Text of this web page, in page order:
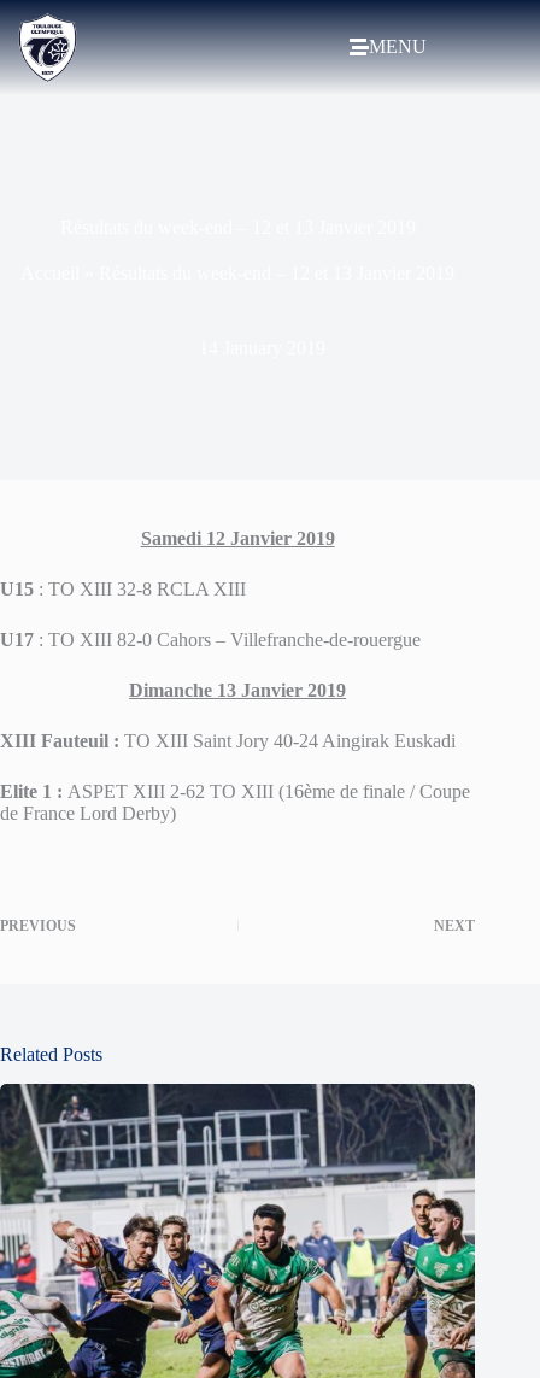
MENU
Samedi 12 Janvier 2019
U15 : TO XIII 32-8 RCLA XIII
U17 : TO XIII 82-0 Cahors – Villefranche-de-rouergue
Dimanche 13 Janvier 2019
XIII Fauteuil : TO XIII Saint Jory 40-24 Aingirak Euskadi
Elite 1 : ASPET XIII 2-62 TO XIII (16ème de finale / Coupe
de France Lord Derby)
PREVIOUS NEXT
Related Posts